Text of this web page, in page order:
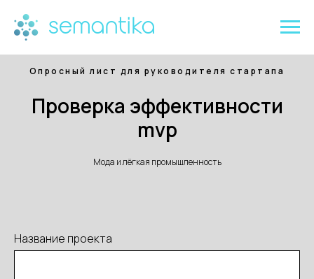
Опросный лист для руководителя стартапа
Проверка эффективности
mvp
Мода и лёгкая промышленность
Название проекта